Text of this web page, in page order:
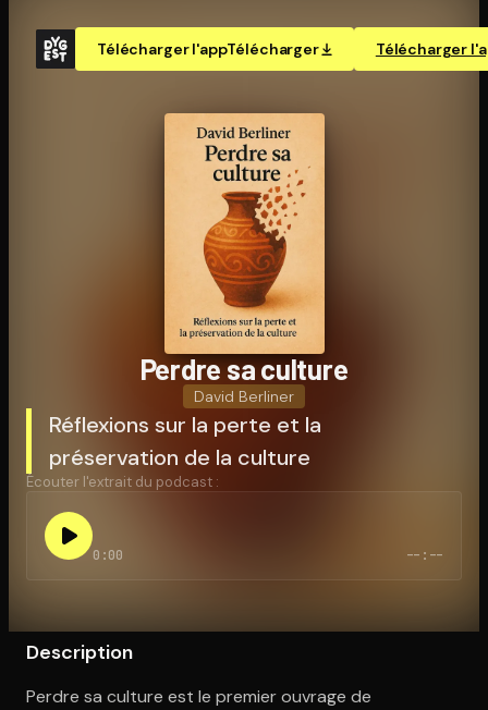
Télécharger l'appTélécharger Télécharger
Ouvre l'app Appareil photo, pointe sur le code. C'est gratuit à
Perdre sa culture
David Berliner
Réflexions sur la perte et la
préservation de la culture
Écouter l'extrait du podcast :
0:00 --:--
Description
Perdre sa culture est le premier ouvrage de